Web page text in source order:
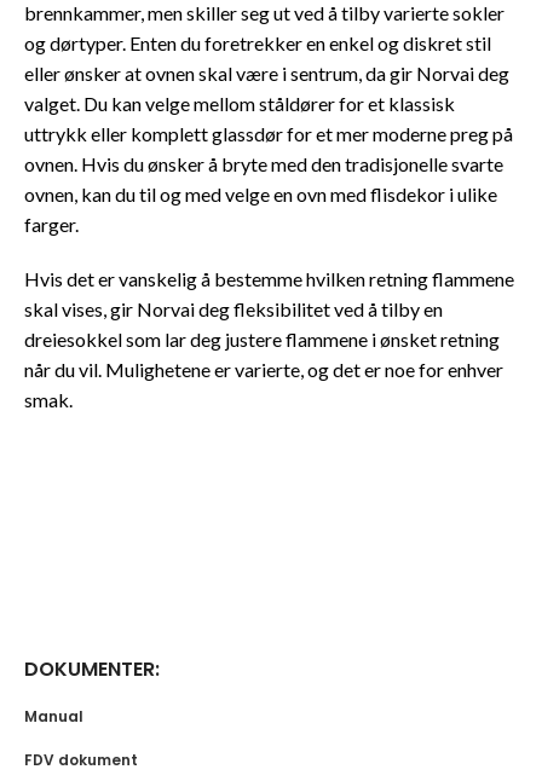
brennkammer, men skiller seg ut ved å tilby varierte sokler
og dørtyper. Enten du foretrekker en enkel og diskret stil
eller ønsker at ovnen skal være i sentrum, da gir Norvai deg
valget. Du kan velge mellom ståldører for et klassisk
uttrykk eller komplett glassdør for et mer moderne preg på
ovnen. Hvis du ønsker å bryte med den tradisjonelle svarte
ovnen, kan du til og med velge en ovn med flisdekor i ulike
farger.
Hvis det er vanskelig å bestemme hvilken retning flammene
skal vises, gir Norvai deg fleksibilitet ved å tilby en
dreiesokkel som lar deg justere flammene i ønsket retning
når du vil. Mulighetene er varierte, og det er noe for enhver
smak.
DOKUMENTER:
Manual
FDV dokument